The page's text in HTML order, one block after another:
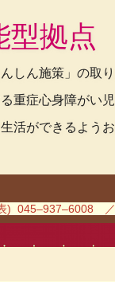
型拠
しん施策」の取
重症心身障がい
活ができるよう
) 045–937–6008